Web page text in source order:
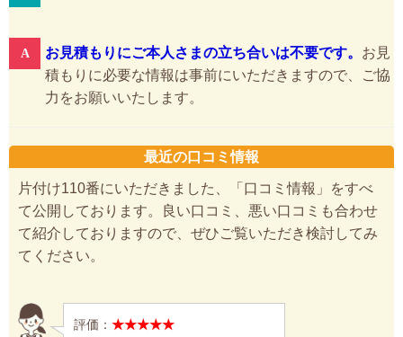
お見積もりにご本人さまの立ち合いは不要です。 お見
積もりに必要な情報は事前にいただきますので、ご協
力をお願いいたします。
最近の口コミ情報
片付け110番にいただきました、「口コミ情報」をすべ
て公開しております。良い口コミ、悪い口コミも合わせ
て紹介しておりますので、ぜひご覧いただき検討してみ
てください。
評価： ★★★★★